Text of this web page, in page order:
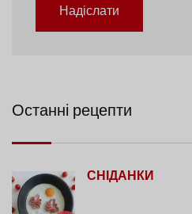
Надіслати
Останні рецепти
СНІДАНКИ